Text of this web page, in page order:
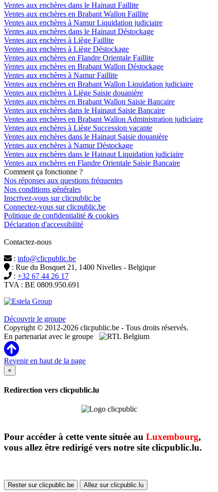
Ventes aux enchères dans le Hainaut Faillite
Ventes aux enchères en Brabant Wallon Faillite
Ventes aux enchères à Namur Liquidation judiciaire
Ventes aux enchères dans le Hainaut Déstockage
Ventes aux enchères à Liège Faillite
Ventes aux enchères à Liège Déstockage
Ventes aux enchères en Flandre Orientale Faillite
Ventes aux enchères en Brabant Wallon Déstockage
Ventes aux enchères à Namur Faillite
Ventes aux enchères en Brabant Wallon Liquidation judiciaire
Ventes aux enchères à Liège Saisie douanière
Ventes aux enchères en Brabant Wallon Saisie Bancaire
Ventes aux enchères dans le Hainaut Saisie Bancaire
Ventes aux enchères en Brabant Wallon Administration judiciaire
Ventes aux enchères à Liège Succession vacante
Ventes aux enchères dans le Hainaut Saisie douanière
Ventes aux enchères à Namur Déstockage
Ventes aux enchères dans le Hainaut Liquidation judiciaire
Ventes aux enchères en Flandre Orientale Saisie Bancaire
Comment ça fonctionne ?
Nos réponses aux questions fréquentes
Nos conditions générales
Inscrivez-vous sur clicpublic.be
Connectez-vous sur clicpublic.be
Politique de confidentialité & cookies
Déclaration d'accessibilité
Contactez-nous
: info@clicpublic.be
: Rue du Bosquet 21, 1400 Nivelles - Belgique
: +32 67 44 26 17
TVA : BE 0809.950.691
Découvrir le groupe
Copyright © 2012-2026 clicpublic.be - Tous droits réservés.
En partenariat avec le groupe
Revenir en haut de la page
×
Redirection vers clicpublic.lu
Pour accéder à cette vente située au Luxembourg,
vous allez être redirigé vers notre site clicpublic.lu.
Rester sur clicpublic.be Allez sur clicpublic.lu